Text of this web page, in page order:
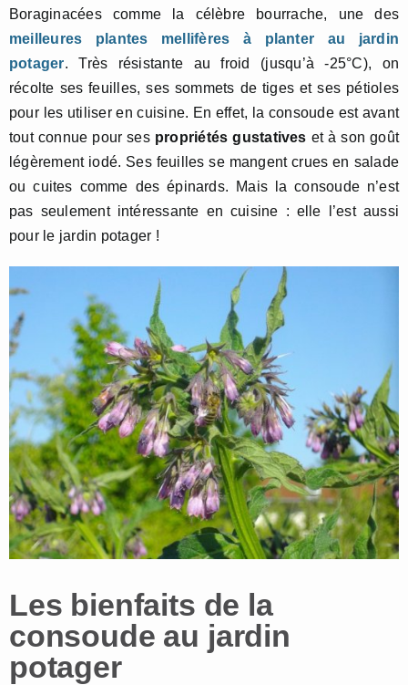
Boraginacées comme la célèbre bourrache, une des
meilleures plantes mellifères à planter au jardin
potager. Très résistante au froid (jusqu’à -25°C), on
récolte ses feuilles, ses sommets de tiges et ses pétioles
pour les utiliser en cuisine. En effet, la consoude est avant
tout connue pour ses propriétés gustatives et à son goût
légèrement iodé. Ses feuilles se mangent crues en salade
ou cuites comme des épinards. Mais la consoude n’est
pas seulement intéressante en cuisine : elle l’est aussi
pour le jardin potager !
Les bienfaits de la
consoude au jardin
potager